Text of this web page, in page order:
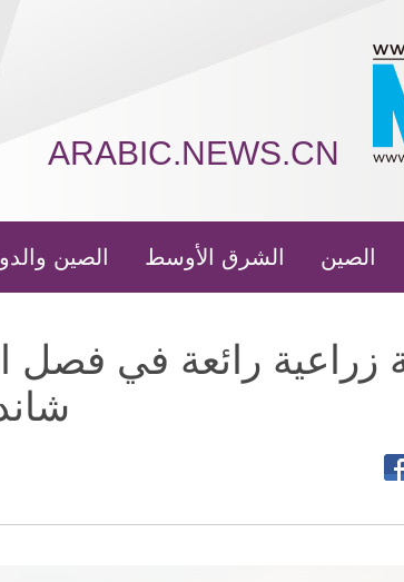
ARABIC.NEWS.CN
الصين الشرق الأوسط الصين
زراعية رائعة في